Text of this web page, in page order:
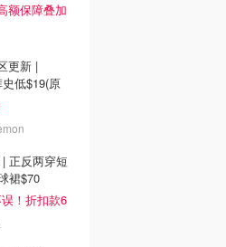
额保障叠加
更新 |
低$19(原
正反两穿短
裙$70
！折扣款6